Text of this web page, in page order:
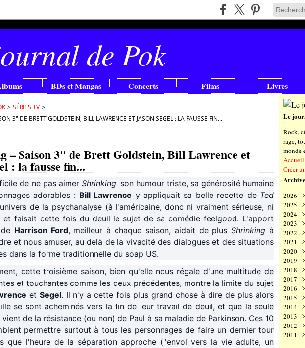
de Pok
BDs et Mangas Concerts Films Livres
> SÉRIES TV >
3" DE BRETT GOLDSTEIN, BILL LAWRENCE ET JASON SEGEL : LA FAUSSE FIN...
– Saison 3" de Brett Goldstein, Bill Lawrence et
: la fausse fin...
de ne pas aimer Shrinking, son humour triste, sa générosité humaine
adorables : Bill Lawrence y appliquait sa belle recette de Ted
de la psychanalyse (à l'américaine, donc ni vraiment sérieuse, ni
et faisait cette fois du deuil le sujet de sa comédie feelgood. L'apport
Harrison Ford, meilleur à chaque saison, aidait de plus Shrinking à
et nous amuser, au delà de la vivacité des dialogues et des situations
dans la forme traditionnelle du soap US.
cette troisième saison, bien qu'elle nous régale d'une multitude de
et touchantes comme les deux précédentes, montre la limite du sujet
et Segel. Il n'y a cette fois plus grand chose à dire de plus alors
se sont acheminés vers la fin de leur travail de deuil, et que la seule
de la résistance (ou non) de Paul à sa maladie de Parkinson. Ces 10
permettre surtout à tous les personnages de faire un dernier tour
que l'heure de la séparation approche (l'envol vers la vie adulte, un
Le
Rock,
rage,
monde
Créer
2026
Août
Juillet
Juin
Mai
Avril
Mars
2025
Août
Juillet
Juin
Mai
Avril
Mars
2024
Août
Juillet
Juin
Mai
Avril
Mars
2023
Août
Juillet
Juin
Mai
Avril
Mars
2022
Août
Juillet
Juin
Mai
Avril
Mars
2021
Août
Juillet
Juin
Mai
Avril
Mars
2020
Août
Juillet
Juin
Mai
Avril
2019
Août
Juillet
Juin
Mai
2018
Août
Juillet
Juin
2017
Août
Juillet
2016
Août
2015
2014
2013
2012
2011